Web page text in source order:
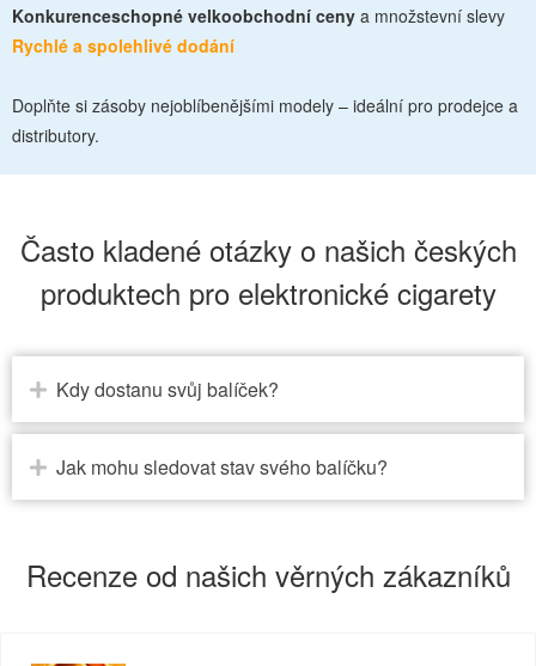
Konkurenceschopné velkoobchodní ceny a množstevní slevy
Rychlé a spolehlivé dodání
Doplňte si zásoby nejoblíbenějšími modely – ideální pro prodejce a
distributory.
Často kladené otázky o našich českých
produktech pro elektronické cigarety
Kdy dostanu svůj balíček?
Jak mohu sledovat stav svého balíčku?
Recenze od našich věrných zákazníků